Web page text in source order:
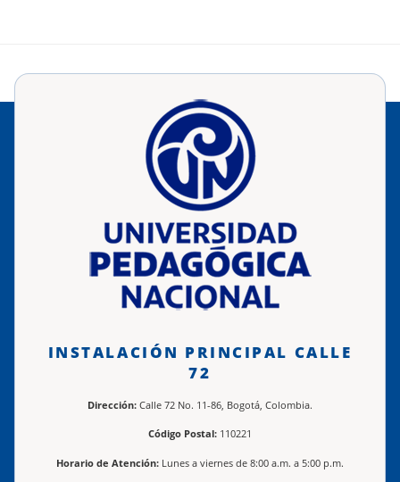
INSTALACIÓN PRINCIPAL CALLE
72
Dirección: Calle 72 No. 11-86, Bogotá, Colombia.
Código Postal: 110221
Horario de Atención: Lunes a viernes de 8:00 a.m. a 5:00 p.m.